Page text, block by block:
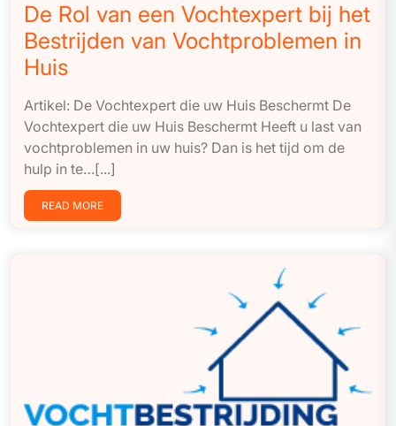
De Rol van een Vochtexpert bij het
Bestrijden van Vochtproblemen in
Huis
Artikel: De Vochtexpert die uw Huis Beschermt De
Vochtexpert die uw Huis Beschermt Heeft u last van
vochtproblemen in uw huis? Dan is het tijd om de
hulp in te…[...]
READ MORE